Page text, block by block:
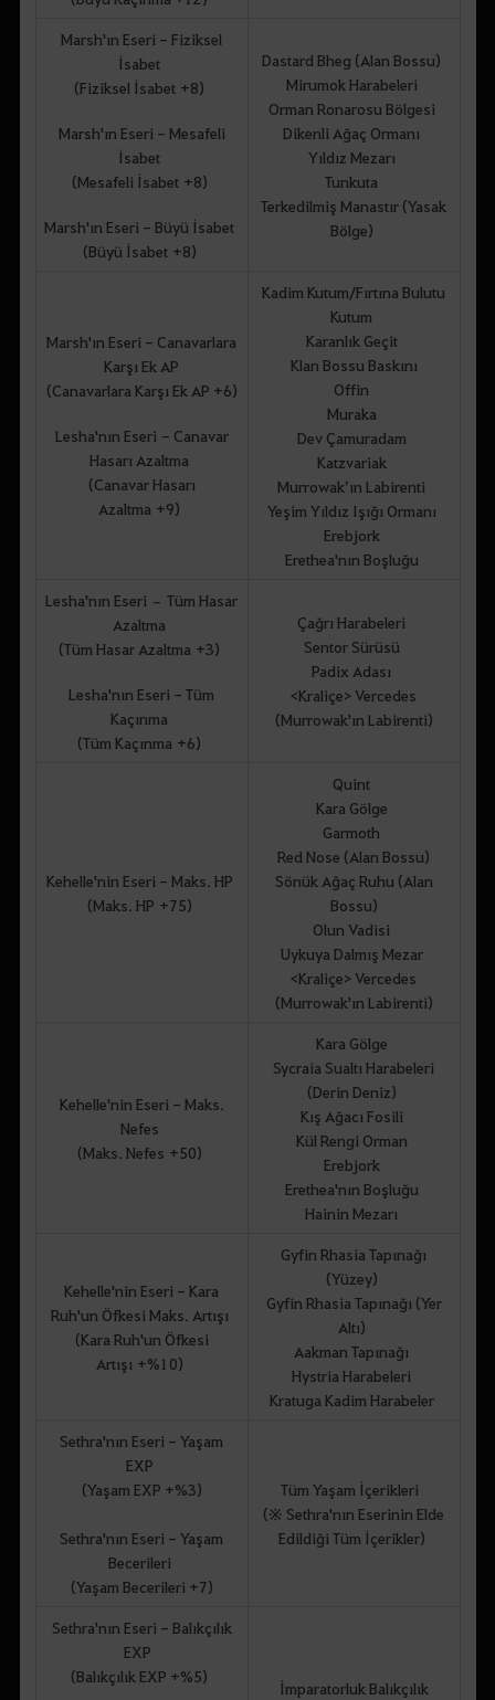
Marsh'ın Eseri - Fiziksel
İsabet
(Fiziksel İsabet +8)
Marsh'ın Eseri - Mesafeli
İsabet
(Mesafeli İsabet +8)
Marsh'ın Eseri - Büyü İsabet
(Büyü İsabet +8)
Dastard Bheg (Alan Bossu)
Mirumok Harabeleri
Orman Ronarosu Bölgesi
Dikenli Ağaç Ormanı
Yıldız Mezarı
Tunkuta
Terkedilmiş Manastır (Yasak
Bölge)
Marsh'ın Eseri - Canavarlara
Karşı Ek AP
(Canavarlara Karşı Ek AP +6)
Lesha'nın Eseri - Canavar
Hasarı Azaltma
(Canavar Hasarı
Azaltma +9)
Kadim Kutum/Fırtına Bulutu
Kutum
Karanlık Geçit
Klan Bossu Baskını
Offin
Muraka
Dev Çamuradam
Katzvariak
Murrowak’ın Labirenti
Yeşim Yıldız Işığı Ormanı
Erebjork
Erethea'nın Boşluğu
Lesha'nın Eseri – Tüm Hasar
Azaltma
(Tüm Hasar Azaltma +3)
Lesha'nın Eseri - Tüm
Kaçınma
(Tüm Kaçınma +6)
Çağrı Harabeleri
Sentor Sürüsü
Padix Adası
<Kraliçe> Vercedes
(Murrowak'ın Labirenti)
Kehelle'nin Eseri - Maks. HP
(Maks. HP +75)
Quint
Kara Gölge
Garmoth
Red Nose (Alan Bossu)
Sönük Ağaç Ruhu (Alan
Bossu)
Olun Vadisi
Uykuya Dalmış Mezar
<Kraliçe> Vercedes
(Murrowak'ın Labirenti)
Kehelle'nin Eseri - Maks.
Nefes
(Maks. Nefes +50)
Kara Gölge
Sycraia Sualtı Harabeleri
(Derin Deniz)
Kış Ağacı Fosili
Kül Rengi Orman
Erebjork
Erethea'nın Boşluğu
Hainin Mezarı
Kehelle'nin Eseri - Kara
Ruh'un Öfkesi Maks. Artışı
(Kara Ruh'un Öfkesi
Artışı +%10)
Gyfin Rhasia Tapınağı
(Yüzey)
Gyfin Rhasia Tapınağı (Yer
Altı)
Aakman Tapınağı
Hystria Harabeleri
Kratuga Kadim Harabeler
Sethra'nın Eseri - Yaşam
EXP
(Yaşam EXP +%3)
Sethra'nın Eseri - Yaşam
Becerileri
(Yaşam Becerileri +7)
Tüm Yaşam İçerikleri
(※ Sethra'nın Eserinin Elde
Edildiği Tüm İçerikler)
Sethra'nın Eseri - Balıkçılık
EXP
(Balıkçılık EXP +%5)
İmparatorluk Balıkçılık